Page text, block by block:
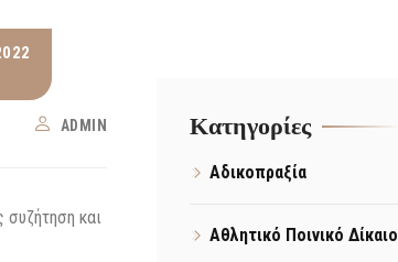
ADMIN
συζήτηση και
Kατηγορίες
Αδικοπραξία
Αθλητικό Ποινικό Δίκαιο